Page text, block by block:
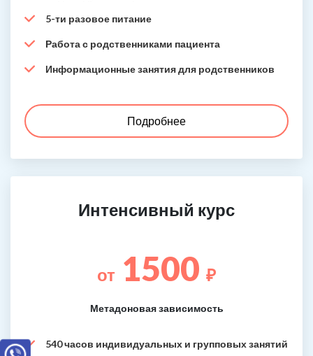
5-ти разовое питание
Работа с родственниками пациента
Информационные занятия для родственников
Подробнее
Интенсивный курс
от 1500 ₽
Метадоновая зависимость
540 часов индивидуальных и групповых занятий